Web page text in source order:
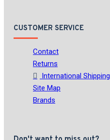
CUSTOMER SERVICE
Contact
Returns
International Shipping
Site Map
Brands